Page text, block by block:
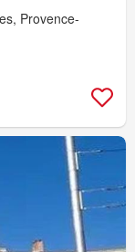
Provence-